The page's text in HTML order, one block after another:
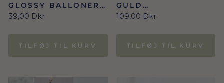
GLOSSY BALLONER
30 CM, GULD 10 STK.
39,00 Dkr
TILFØJ TIL KURV
GULD
ROSETTER/FANS 5
STK.
109,00 Dkr
TILFØJ TIL KURV